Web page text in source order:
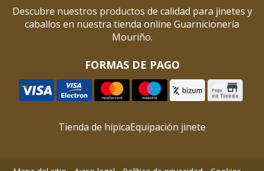
Descubre nuestros productos de calidad para jinetes y
caballos en nuestra tienda online Guarnicionería
Mouriño.
FORMAS DE PAGO
Tienda de hípicaEquipación jinete